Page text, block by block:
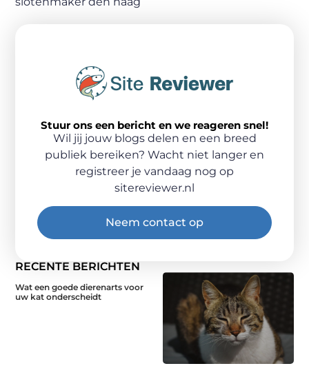
RECENTE BERICHTEN
Wat een goede dierenarts voor
uw kat onderscheidt
Stuur ons een bericht en we reageren snel!
Wil jij jouw blogs delen en een breed
publiek bereiken? Wacht niet langer en
registreer je vandaag nog op
sitereviewer.nl
Neem contact op